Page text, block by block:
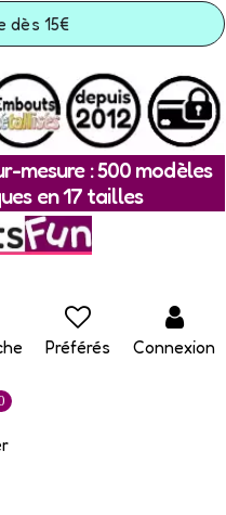
dès 15€
mesure : 500 modèles
en 17 tailles
Préférés Connexion